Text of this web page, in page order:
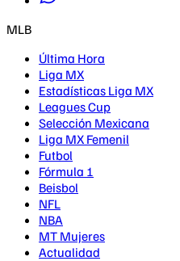
MLB
Última Hora
Liga MX
Estadísticas Liga MX
Leagues Cup
Selección Mexicana
Liga MX Femenil
Futbol
Fórmula 1
Beisbol
NFL
NBA
MT Mujeres
Actualidad